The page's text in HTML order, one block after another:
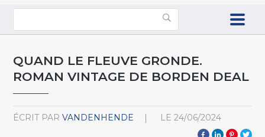
QUAND LE FLEUVE GRONDE.
ROMAN VINTAGE DE BORDEN DEAL
ÉCRIT PAR VANDENHENDE LE 24/06/2024